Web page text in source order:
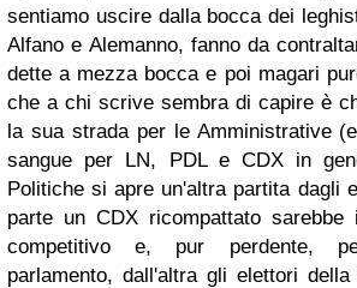
sentiamo uscire dalla bocca dei
Alfano e Alemanno, fanno da
dette a mezza bocca e poi magari
che a chi scrive sembra di capire è
la sua strada per le Amministrative
sangue per LN, PDL e CDX in
Politiche si apre un'altra partita dagli
parte un CDX ricompattato sarebbe
competitivo e, pur perdente,
parlamento, dall'altra gli elettori